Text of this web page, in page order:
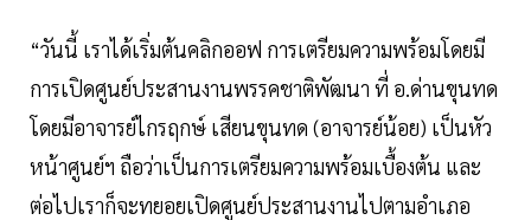
“วันนี้ เราได้เริ่มต้นคลิกออฟ การเตรียมความพร้อมโดยมี
การเปิดศูนย์ประสานงานพรรคชาติพัฒนา ที่ อ.ด่านขุนทด
โดยมีอาจารย์ไกรฤกษ์ เสียนขุนทด (อาจารย์น้อย) เป็นหัว
หน้าศูนย์ฯ ถือว่าเป็นการเตรียมความพร้อมเบื้องต้น และ
ต่อไปเราก็จะทยอยเปิดศูนย์ประสานงานไปตามอำเภอ